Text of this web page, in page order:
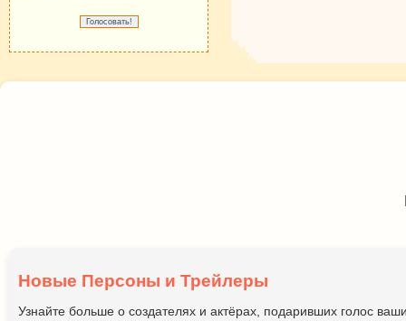
Новые Персоны и Трейлеры
Узнайте больше о создателях и актёрах, подаривших голос